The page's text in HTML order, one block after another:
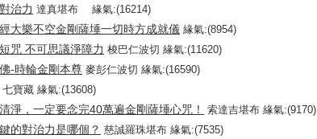
治力 達真堪布 緣氣:(16214)
大樂不空金剛薩埵一切時方成就儀 緣氣:(8954)
咒 不可思議淨障力 梭巴仁波切 緣氣:(11620)
-時輪金剛本尊 麥彭仁波切 緣氣:(16590)
七寶藏 緣氣:(13608)
淨，一定要念完40萬遍金剛薩埵心咒！ 索達吉堪布 緣氣:(9170)
的對治力是哪個？ 慈誠羅珠堪布 緣氣:(7535)